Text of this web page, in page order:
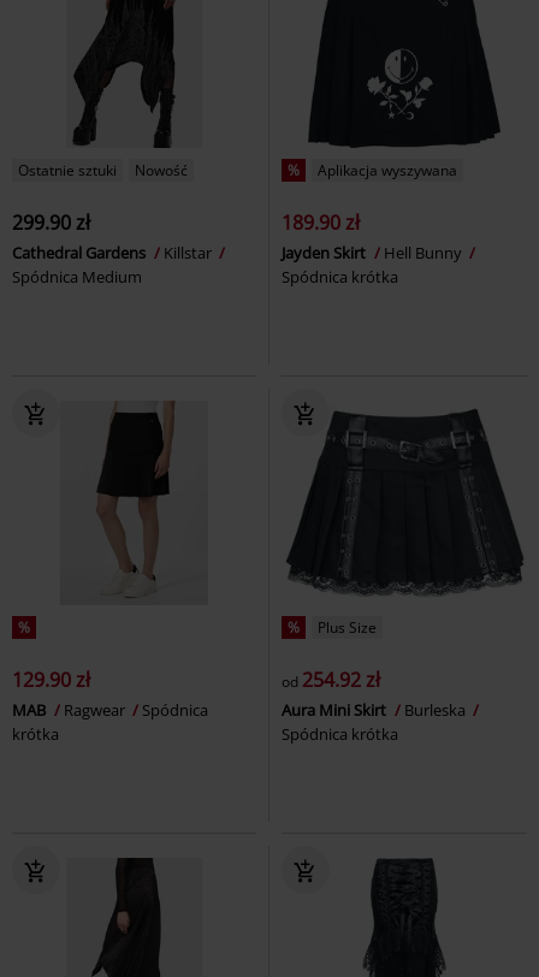
Ostatnie sztuki Nowość
299.90 zł
Cathedral Gardens
Killstar
Spódnica Medium
% Aplikacja wyszywana
189.90 zł
Jayden Skirt
Hell Bunny
Spódnica krótka
%
129.90 zł
MAB Ragwear
Spódnica
krótka
% Plus Size
od 254.92 zł
Aura Mini Skirt
Burleska
Spódnica krótka